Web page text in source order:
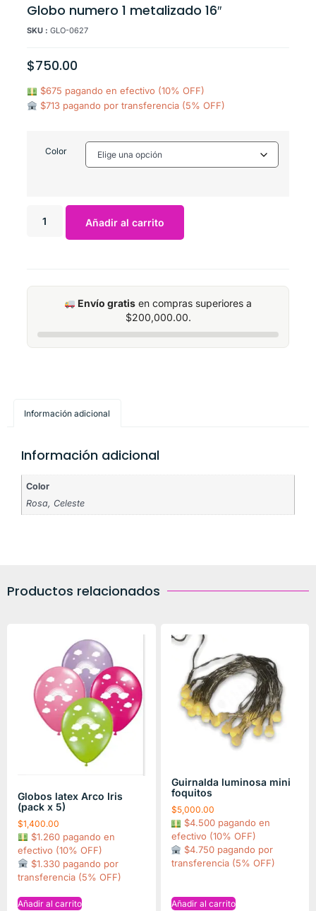
Globo numero 1 metalizado 16″
SKU : GLO-0627
$750.00
$675 pagando en efectivo (10% OFF)
$713 pagando por transferencia (5% OFF)
Color
Añadir al carrito
Envío gratis en compras superiores a
$200,000.00.
Información adicional
Información adicional
Color
Rosa, Celeste
Productos relacionados
Globos latex Arco Iris
(pack x 5)
$1,400.00
$1.260 pagando en
efectivo (10% OFF)
$1.330 pagando por
transferencia (5% OFF)
Añadir al carrito
Guirnalda luminosa mini
foquitos
$5,000.00
$4.500 pagando en
efectivo (10% OFF)
$4.750 pagando por
transferencia (5% OFF)
Añadir al carrito